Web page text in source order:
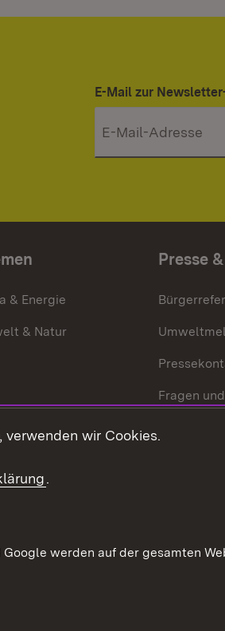
E-Mail zur
& Energie
& Natur
Presse
Fragen
wir Cookies.
.
werden auf der gesamten